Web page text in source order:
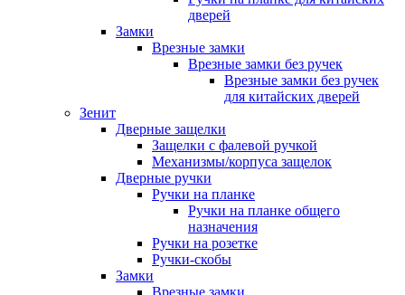
дверей
Замки
Врезные замки
Врезные замки без ручек
Врезные замки без ручек
для китайских дверей
Зенит
Дверные защелки
Защелки с фалевой ручкой
Механизмы/корпуса защелок
Дверные ручки
Ручки на планке
Ручки на планке общего
назначения
Ручки на розетке
Ручки-скобы
Замки